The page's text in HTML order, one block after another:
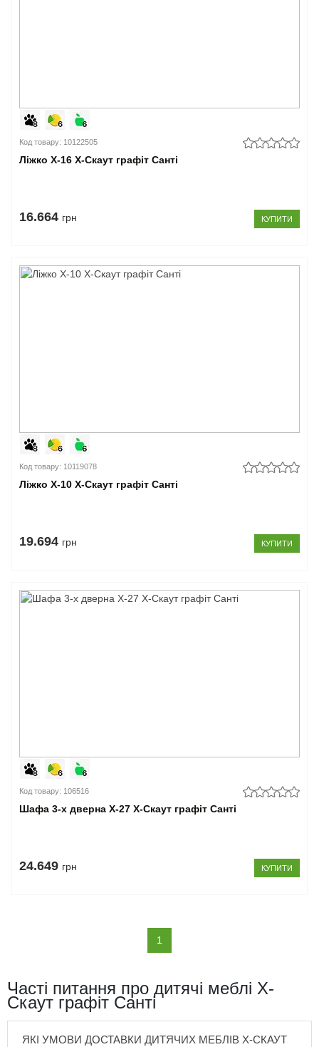
Код товару: 10122505
Ліжко Х-16 X-Скаут графіт Санті
16.664 грн КУПИТИ
Код товару: 10119078
Ліжко Х-10 X-Скаут графіт Санті
19.694 грн КУПИТИ
Код товару: 106516
Шафа 3-х дверна Х-27 X-Скаут графіт Санті
24.649 грн КУПИТИ
1
Часті питання про дитячі меблі Х-
Скаут графіт Санті
ЯКІ УМОВИ ДОСТАВКИ ДИТЯЧИХ МЕБЛІВ Х-СКАУТ